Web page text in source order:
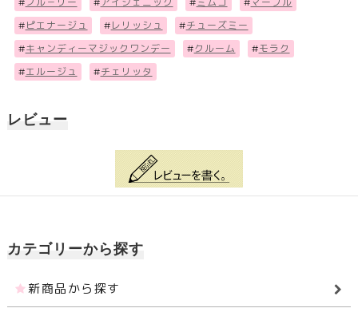
# ピエナージュ # レリッシュ #チューズミー
#キャンディーマジックワンデー #クルーム #モラク
#エルージュ #チェリッタ
レビュー
カテゴリーから探す
新商品から探す